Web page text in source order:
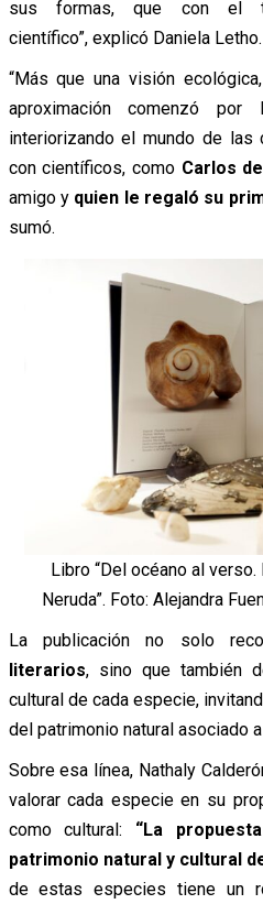
sus formas, que con el
científico”, explicó Daniela Letho.
“Más que una visión
aproximación comenzó
interiorizando el mundo de las
con científicos, como Carlos
amigo y quien le regaló su
sumó.
Libro “Del océano al
Neruda”. Foto: Alejandra
La publicación no solo
literarios, sino que también
cultural de cada especie,
del patrimonio natural asociado
Sobre esa línea, Nathaly
valorar cada especie en su
como cultural: “La
patrimonio natural y cultural
de estas especies tiene un